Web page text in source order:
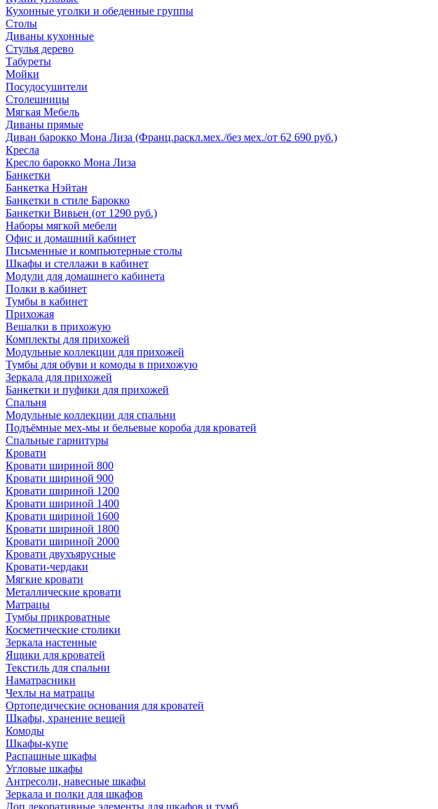
Кухонные уголки и обеденные группы
Столы
Диваны кухонные
Стулья дерево
Табуреты
Мойки
Посудосушители
Столешницы
Мягкая Мебель
Диваны прямые
Диван барокко Мона Лиза (Франц.раскл.мех./без мех./от 62 690 руб.)
Кресла
Кресло барокко Мона Лиза
Банкетки
Банкетка Нэйтан
Банкетки в стиле Барокко
Банкетки Вивьен (от 1290 руб.)
Наборы мягкой мебели
Офис и домашний кабинет
Письменные и компьютерные столы
Шкафы и стеллажи в кабинет
Модули для домашнего кабинета
Полки в кабинет
Тумбы в кабинет
Прихожая
Вешалки в прихожую
Комплекты для прихожей
Модульные коллекции для прихожей
Тумбы для обуви и комоды в прихожую
Зеркала для прихожей
Банкетки и пуфики для прихожей
Спальня
Модульные коллекции для спальни
Подъёмные мех-мы и бельевые короба для кроватей
Спальные гарнитуры
Кровати
Кровати шириной 800
Кровати шириной 900
Кровати шириной 1200
Кровати шириной 1400
Кровати шириной 1600
Кровати шириной 1800
Кровати шириной 2000
Кровати двухъярусные
Кровати-чердаки
Мягкие кровати
Металлические кровати
Матрацы
Тумбы прикроватные
Косметические столики
Зеркала настенные
Ящики для кроватей
Текстиль для спальни
Наматрасники
Чехлы на матрацы
Ортопедические основания для кроватей
Шкафы, хранение вещей
Комоды
Шкафы-купе
Распашные шкафы
Угловые шкафы
Антресоли, навесные шкафы
Зеркала и полки для шкафов
Доп.декоративные элементы для шкафов и тумб